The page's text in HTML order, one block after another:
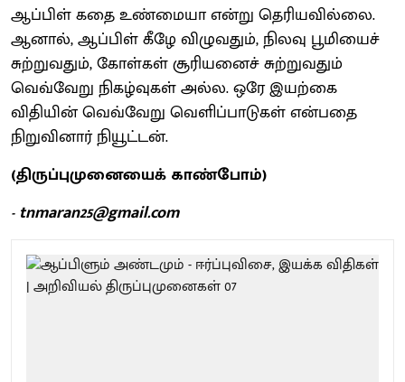
ஆப்பிள் கதை உண்மையா என்று தெரியவில்லை.
ஆனால், ஆப்பிள் கீழே விழுவதும், நிலவு பூமியைச்
சுற்றுவதும், கோள்கள் சூரியனைச் சுற்றுவதும்
வெவ்வேறு நிகழ்வுகள் அல்ல. ஒரே இயற்கை
விதியின் வெவ்வேறு வெளிப்பாடுகள் என்பதை
நிறுவினார் நியூட்டன்.
(திருப்புமுனையைக் காண்போம்)
- tnmaran25@gmail.com